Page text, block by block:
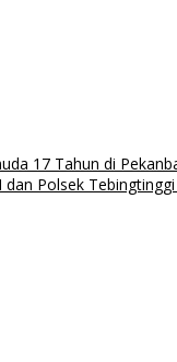
17 Tahun di
Polsek